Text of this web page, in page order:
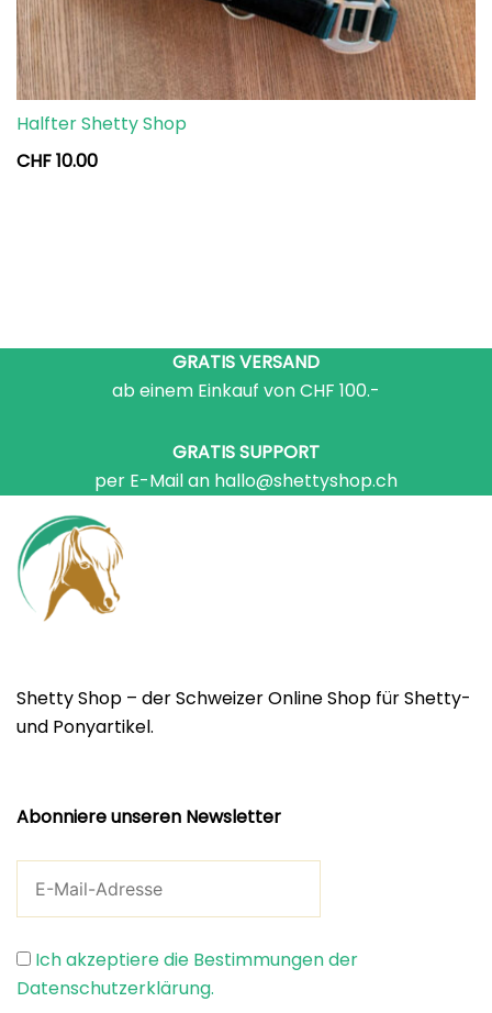
Halfter Shetty Shop
CHF10.00
GRATIS VERSAND
ab einem Einkauf von CHF 100.-
GRATIS SUPPORT
per E-Mail an hallo@shettyshop.ch
Shetty Shop – der Schweizer Online Shop für Shetty-
und Ponyartikel.
Abonniere unseren Newsletter
Ich akzeptiere die Bestimmungen der
Datenschutzerklärung.